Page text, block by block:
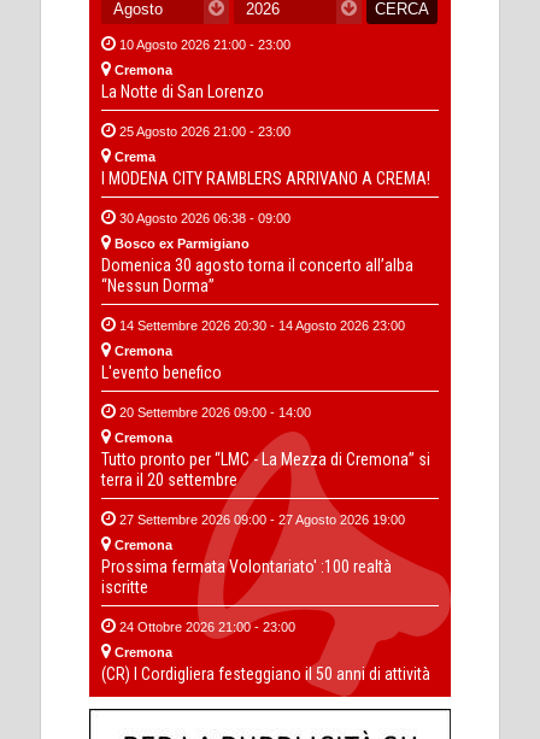
10 Agosto 2026 21:00 - 23:00
Cremona
La Notte di San Lorenzo
25 Agosto 2026 21:00 - 23:00
Crema
I MODENA CITY RAMBLERS ARRIVANO A CREMA!
30 Agosto 2026 06:38 - 09:00
Bosco ex Parmigiano
Domenica 30 agosto torna il concerto all’alba
“Nessun Dorma”
14 Settembre 2026 20:30 - 14 Agosto 2026 23:00
Cremona
L'evento benefico
20 Settembre 2026 09:00 - 14:00
Cremona
Tutto pronto per “LMC - La Mezza di Cremona” si
terra il 20 settembre
27 Settembre 2026 09:00 - 27 Agosto 2026 19:00
Cremona
Prossima fermata Volontariato' :100 realtà
iscritte
24 Ottobre 2026 21:00 - 23:00
Cremona
(CR) I Cordigliera festeggiano il 50 anni di attività